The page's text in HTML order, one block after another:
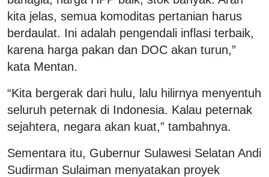
kita jelas, semua komoditas pertanian harus
berdaulat. Ini adalah pengendali inflasi terbaik,
karena harga pakan dan DOC akan turun,”
kata Mentan.
“Kita bergerak dari hulu, lalu hilirnya menyentuh
seluruh peternak di Indonesia. Kalau peternak
sejahtera, negara akan kuat,” tambahnya.
Sementara itu, Gubernur Sulawesi Selatan Andi
Sudirman Sulaiman menyatakan proyek